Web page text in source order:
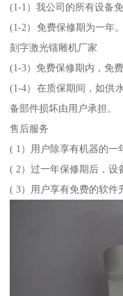
(1-1）我公司的所有设备
(1-2）免费保修期为一
刻字激光镭雕机厂家
(1-3）免费保修期内，免
(1-4）在质保期间，如供
备部件损坏由用户承担。
售后服务
( 1）用户除享有机器的一
( 2）过一年保修期后，设
( 3）用户享有免费的软件